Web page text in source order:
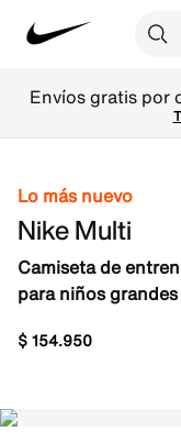
Envíos gratis por
Lo más nuevo
Nike Multi
Camiseta de
para niños grandes
$154.950